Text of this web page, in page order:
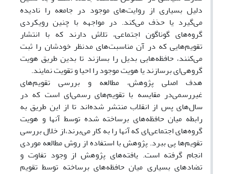
دلیل بسیاری از روایت‌های موجود در جامعه را نادیده
می‌گیرد یا حذف می‌کند. در مواجهه با چنین رویکردی
گروه‌های گوناگون اجتماعی، تلاش دارند که با انتشار
تقویم‌هایی که در آن مناسبت‌های مدنظر خودشان را ثبت
می‌کنند، حافظه‌هایی بدیل را بسازند تا بدین طریق هویت
گروهی‌ای برسازند یا هویت موجود را احیا و تقویت نمایند.
هدف اصلی پژوهش، مطالعه و بررسی تقویم‌های
غیررسمی‌در مقایسه با تقویم‌های رسمی‌ای است که در
سال‌های پس از انقلاب منتشر شده‌اند تا از این طریق به
رابطه میان حافظه‌های برساخته شده توسط آنها و هویت
گروه‌های اجتماعی‌‌ای که آنها را به کار می‌برند،از خلال بررسی
تقویم‌ها پی ببرد. پژوهش با استفاده از روش مطالعه موردی
انجام گرفته است. یافته‌های پژوهش از وجود تفاوت‌ و
تضادهای بسیاری میان حافظه‌های برساخته توسط تقویم